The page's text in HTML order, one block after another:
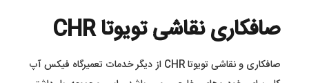
صافکاری نقاشی تویوتا CHR
صافکاری و نقاشی تویوتا CHR از دیگر خدمات تعمیرگاه فیکس آپ